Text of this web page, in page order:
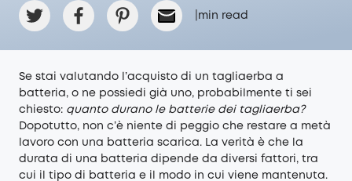
min read
Se stai valutando l’acquisto di un tagliaerba a
batteria, o ne possiedi già uno, probabilmente ti sei
chiesto: quanto durano le batterie dei tagliaerba?
Dopotutto, non c’è niente di peggio che restare a metà
lavoro con una batteria scarica. La verità è che la
durata di una batteria dipende da diversi fattori, tra
cui il tipo di batteria e il modo in cui viene mantenuta.